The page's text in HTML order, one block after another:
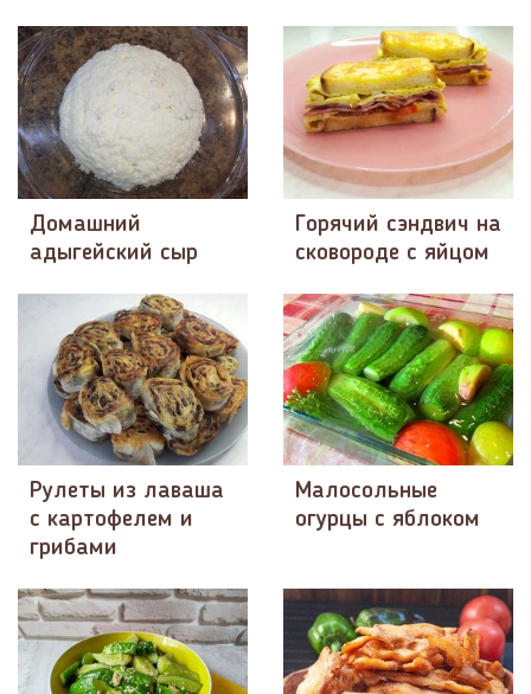
Домашний
адыгейский сыр
Горячий сэндвич на
сковороде с яйцом
Рулеты из лаваша
с картофелем и
грибами
Малосольные
огурцы с яблоком